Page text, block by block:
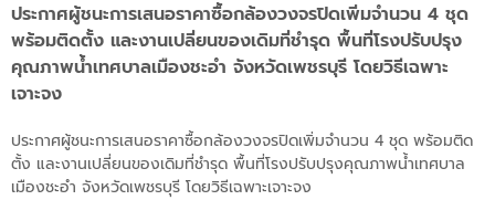
ประกาศผู้ชนะการเสนอราคาซื้อกล้องวงจรปิดเพิ่มจำนวน 4 ชุด
พร้อมติดตั้ง และงานเปลี่ยนของเดิมที่ชำรุด พื้นที่โรงปรับปรุง
คุณภาพน้ำเทศบาลเมืองชะอำ จังหวัดเพชรบุรี โดยวิธีเฉพาะ
เจาะจง
ประกาศผู้ชนะการเสนอราคาซื้อกล้องวงจรปิดเพิ่มจำนวน 4 ชุด พร้อมติด
ตั้ง และงานเปลี่ยนของเดิมที่ชำรุด พื้นที่โรงปรับปรุงคุณภาพน้ำเทศบาล
เมืองชะอำ จังหวัดเพชรบุรี โดยวิธีเฉพาะเจาะจง